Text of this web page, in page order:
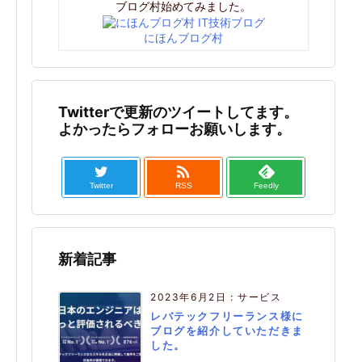
ブログ村始めてみました。
にほんブログ村
Twitterで更新のツイートしてます。
よかったらフォローお願いします。
Twitter

RSS Feedly
新着記事
2023年6月2日 :サービス
レバテックフリーランス様に
ブログを紹介していただきま
した。